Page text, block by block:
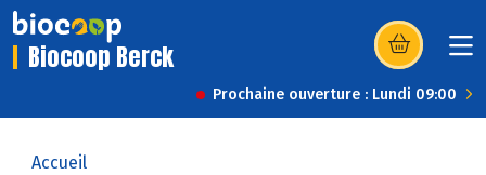
Biocoop Berck (s’ouvre dans
Prochaine ouverture : Lundi 09:00
Accueil